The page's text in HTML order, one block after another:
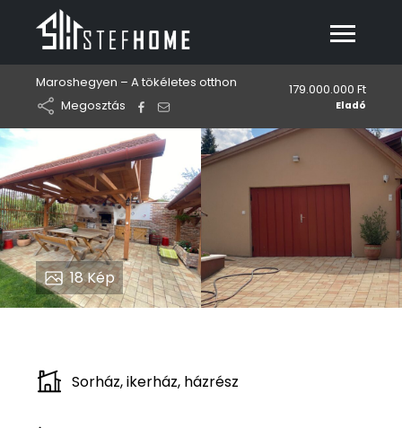
Maroshegyen – A tökéletes otthon
Megosztás
179.000.000 Ft
Eladó
18Kép
Sorház, ikerház, házrész